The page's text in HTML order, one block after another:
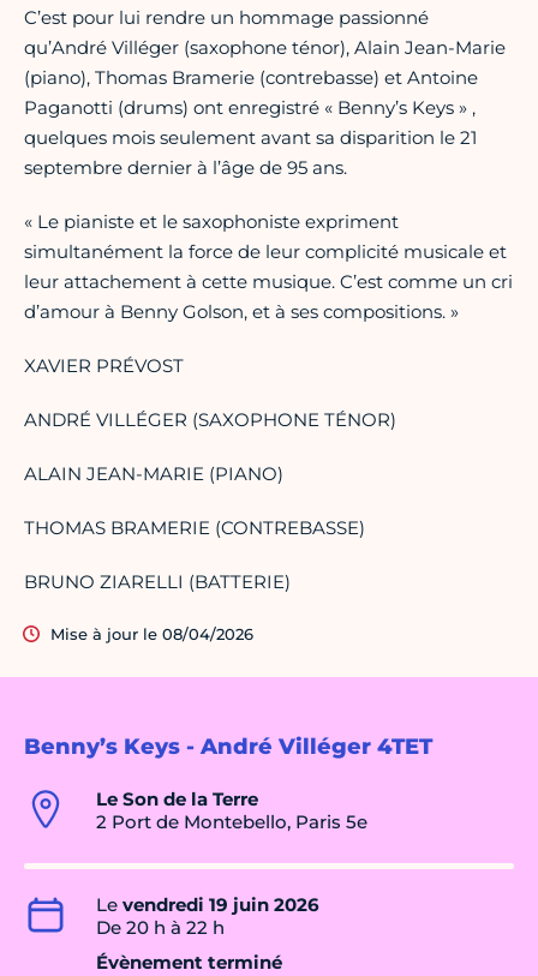
Benny’s Keys - André Villéger 4TET
Le Son de la Terre
2 Port de Montebello, Paris 5e
Le vendredi 19 juin 2026
De 20 h à 22 h
Évènement terminé
C’est pour lui rendre un hommage passionné
qu’André Villéger (saxophone ténor), Alain Jean-Marie
(piano), Thomas Bramerie (contrebasse) et Antoine
Paganotti (drums) ont enregistré « Benny’s Keys » ,
quelques mois seulement avant sa disparition le 21
septembre dernier à l’âge de 95 ans.
« Le pianiste et le saxophoniste expriment
simultanément la force de leur complicité musicale et
leur attachement à cette musique. C’est comme un cri
d’amour à Benny Golson, et à ses compositions. »
XAVIER PRÉVOST
ANDRÉ VILLÉGER (SAXOPHONE TÉNOR)
ALAIN JEAN-MARIE (PIANO)
THOMAS BRAMERIE (CONTREBASSE)
BRUNO ZIARELLI (BATTERIE)
Mise à jour le 08/04/2026